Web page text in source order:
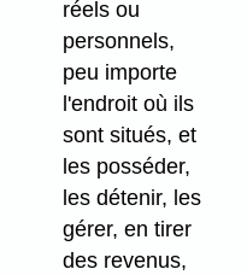
réels ou
personnels,
peu importe
l'endroit où ils
sont situés, et
les posséder,
les détenir, les
gérer, en tirer
des revenus,